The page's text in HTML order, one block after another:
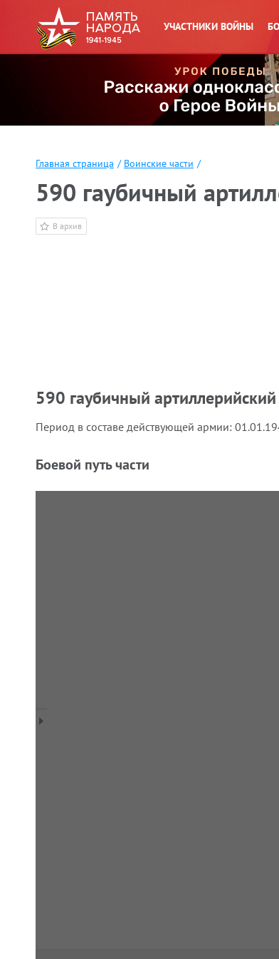
УЧАСТНИКИ ВОЙНЫ
Главная страница / Воинские части /
590 гаубичный
В архив
590 гаубичный
Период в составе действующей армии:
Боевой путь части